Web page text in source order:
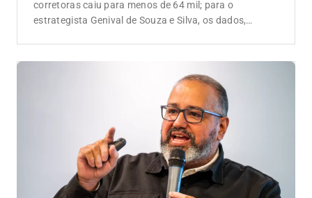
corretoras caiu para menos de 64 mil; para o
estrategista Genival de Souza e Silva, os dados,